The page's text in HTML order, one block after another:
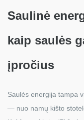
Saulinė
kaip saulės
įpročius
Saulės energija tampa
— nuo namų kišto